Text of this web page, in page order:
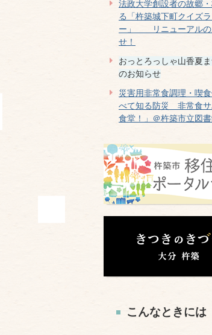
法政大学創設者の故郷
る「杵築城下町クイズラ
ー」 リニューアルの
せ！
おっとろっしゃ山香夏
のお知らせ
災害用非常食調理・喫
べて知る防災 非常食サ
食堂！」＠杵築市立図
こんなときには